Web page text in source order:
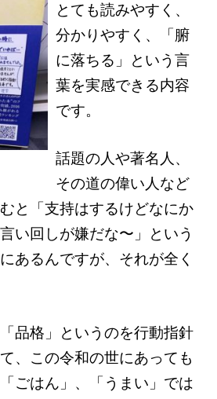
とても読みやすく、
分かりやすく、「腑
に落ちる」という言
葉を実感できる内容
です。
話題の人や著名人、
その道の偉い人など
と「支持はするけどなにか
い回しが嫌だな〜」という
あるんですが、それが全く
品格」というのを行動指針
、この令和の世にあっても
ごはん」、「うまい」では